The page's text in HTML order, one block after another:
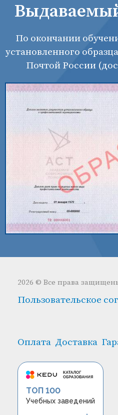
По окончании
установленного
Почтой России
2026 © Все права
Пользовательское
Оплата Доставка
ТОП 100
Учебных заведений